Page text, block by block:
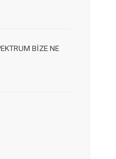
BİZE NE